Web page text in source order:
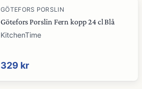
GÖTEFORS PORSLIN
Götefors Porslin Fern kopp 24 cl Blå
KitchenTime
329 kr